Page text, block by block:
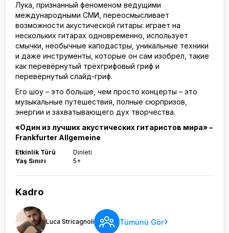
Лука, признанный феноменом ведущими
международными СМИ, переосмысливает
возможности акустической гитары: играет на
нескольких гитарах одновременно, использует
смычки, необычные каподастры, уникальные техники
и даже инструменты, которые он сам изобрел, такие
как перевёрнутый трёхгрифовый гриф и
перевёрнутый слайд-гриф.
Его шоу – это больше, чем просто концерты – это
музыкальные путешествия, полные сюрпризов,
энергии и захватывающего дух творчества.
«Один из лучших акустических гитаристов мира» –
Frankfurter Allgemeine
Etkinlik Türü
Dinleti
Yaş Sınırı
5+
Kadro
Luca Stricagnoli Tümünü Gör